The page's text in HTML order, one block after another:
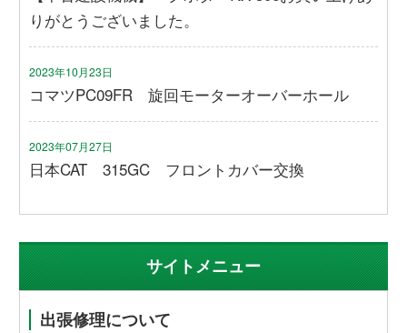
りがとうございました。
2023年10月23日
コマツPC09FR 旋回モーターオーバーホール
2023年07月27日
日本CAT 315GC フロントカバー交換
サイトメニュー
出張修理について